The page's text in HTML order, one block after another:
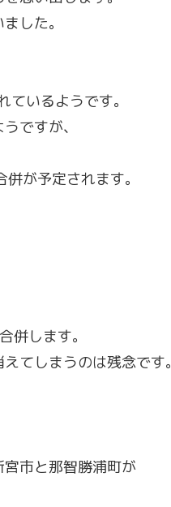
した。
いるようです。
ですが、
が予定されます。
併します。
てしまうのは残念です。
市と那智勝浦町が